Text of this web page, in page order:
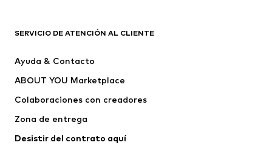
Camisetas
Jeans
Pantalones
Ropa interior
Jerséis y cárdigans
Trajes y chaquetas
Ropa de baño
SERVICIO DE ATENCIÓN AL CLIENTE
Ayuda & Contacto
ABOUT YOU Marketplace
Colaboraciones con creadores
Zona de entrega
Desistir del contrato aquí